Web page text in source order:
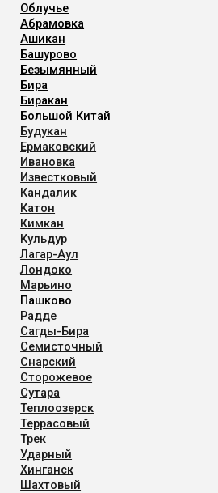
Облучье
Абрамовка
Ашикан
Башурово
Безымянный
Бира
Биракан
Большой Китай
Будукан
Ермаковский
Ивановка
Известковый
Кандалик
Катон
Кимкан
Кульдур
Лагар-Аул
Лондоко
Марьино
Пашково
Радде
Сагды-Бира
Семисточный
Снарский
Сторожевое
Сутара
Теплоозерск
Террасовый
Трек
Ударный
Хинганск
Шахтовый